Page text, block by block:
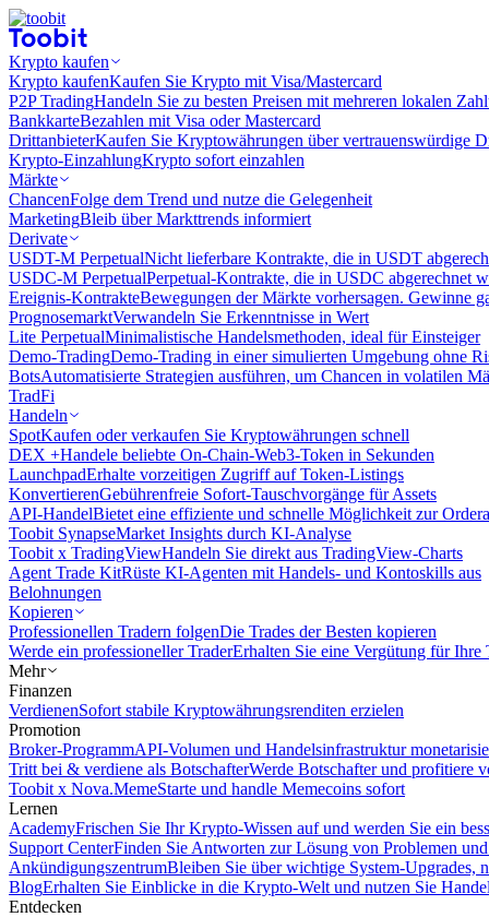
Krypto kaufen
Krypto kaufenKaufen Sie Krypto mit Visa/Mastercard
P2P TradingHandeln Sie zu besten Preisen mit mehreren lokalen
BankkarteBezahlen mit Visa oder Mastercard
DrittanbieterKaufen Sie Kryptowährungen über vertrauenswürdige
Krypto-EinzahlungKrypto sofort einzahlen
Märkte
ChancenFolge dem Trend und nutze die Gelegenheit
MarketingBleib über Markttrends informiert
Derivate
USDT-M PerpetualNicht lieferbare Kontrakte, die in USDT
USDC-M PerpetualPerpetual-Kontrakte, die in USDC abgerechnet
Ereignis-KontrakteBewegungen der Märkte vorhersagen. Gewinne
PrognosemarktVerwandeln Sie Erkenntnisse in Wert
Lite PerpetualMinimalistische Handelsmethoden, ideal für Einsteiger
Demo-TradingDemo-Trading in einer simulierten Umgebung ohne
BotsAutomatisierte Strategien ausführen, um Chancen in volatilen
TradFi
Handeln
SpotKaufen oder verkaufen Sie Kryptowährungen schnell
DEX +Handele beliebte On-Chain-Web3-Token in Sekunden
LaunchpadErhalte vorzeitigen Zugriff auf Token-Listings
KonvertierenGebührenfreie Sofort-Tauschvorgänge für Assets
API-HandelBietet eine effiziente und schnelle Möglichkeit zur
Toobit SynapseMarket Insights durch KI-Analyse
Toobit x TradingViewHandeln Sie direkt aus TradingView-Charts
Agent Trade KitRüste KI-Agenten mit Handels- und Kontoskills aus
Belohnungen
Kopieren
Professionellen Tradern folgenDie Trades der Besten kopieren
Werde ein professioneller TraderErhalten Sie eine Vergütung für Ihre
Mehr
Finanzen
VerdienenSofort stabile Kryptowährungsrenditen erzielen
Promotion
Broker-ProgrammAPI-Volumen und Handelsinfrastruktur
Tritt bei & verdiene als BotschafterWerde Botschafter und profitiere
Toobit x Nova.MemeStarte und handle Memecoins sofort
Lernen
AcademyFrischen Sie Ihr Krypto-Wissen auf und werden Sie ein
Support CenterFinden Sie Antworten zur Lösung von Problemen
AnkündigungszentrumBleiben Sie über wichtige System-Upgrades,
BlogErhalten Sie Einblicke in die Krypto-Welt und nutzen Sie
Entdecken